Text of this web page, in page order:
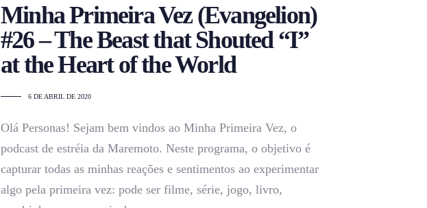
Minha Primeira Vez (Evangelion)
#26 – The Beast that Shouted “I”
at the Heart of the World
6 DE ABRIL DE 2020
Olá Personas! Sejam bem vindos ao Minha Primeira Vez, o
podcast de estréia da Maremoto. Neste programa, o objetivo é
capturar todas as minhas reações e sentimentos ao experimentar
algo pela primeira vez: pode ser filme, série, jogo, livro,